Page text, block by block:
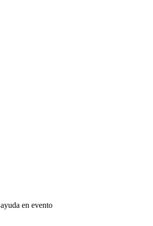
- Mesa 3: Redes sociales y
- Preguntas Mesa 3: Redes sociales y
en evento